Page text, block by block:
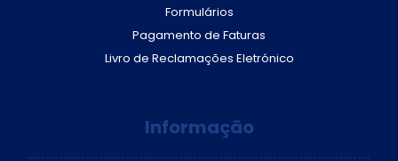
Formulários
Pagamento de Faturas
Livro de Reclamações Eletrónico
Informação